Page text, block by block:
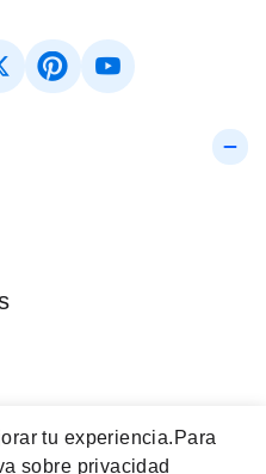
tu experiencia. Para
sobre privacidad